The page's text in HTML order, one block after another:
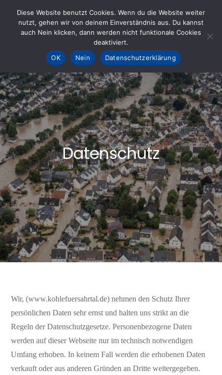
content
KOHLE fürs AHRTAL e.V.
– Helfen hilft
Datenschutz
Wir, (www.kohlefuersahrtal.de) nehmen den Schutz Ihrer
persönlichen Daten sehr ernst und halten uns strikt an die
Regeln der Datenschutzgesetze. Personenbezogene Daten
werden auf dieser Webseite nur im technisch notwendigen
Umfang erhoben. In keinem Fall werden die erhobenen Daten
verkauft oder aus anderen Gründen an Dritte weitergegeben.
Diese Website benutzt Cookies. Wenn du die Website weiter
nutzt, gehen wir von deinem Einverständnis aus. Du kannst
auch Nein klicken, dann werden nicht funktionale Cookies
deaktiviert.
OK
Nein Datenschutzerklärung